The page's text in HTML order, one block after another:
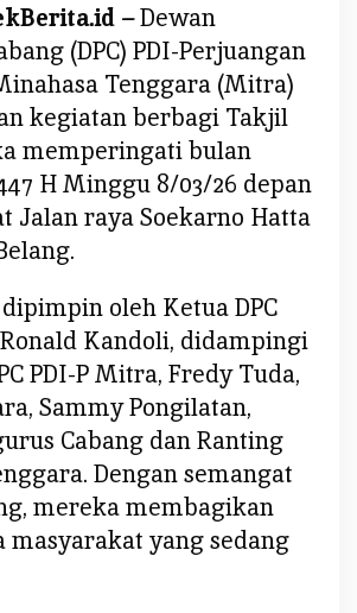
d
K
a
n
d
o
l
P
D
I
M
i
t
r
B
–Dewan
(DPC) PDI-Perjuangan
Tenggara (Mitra)
kegiatan berbagi Takjil
memperingati bulan
H Minggu 8/03/26 depan
Jalan raya Soekarno Hatta
oleh Ketua DPC
Kandoli, didampingi
PDI-P Mitra, Fredy Tuda,
Sammy Pongilatan,
Cabang dan Ranting
Dengan semangat
mereka membagikan
yang sedang